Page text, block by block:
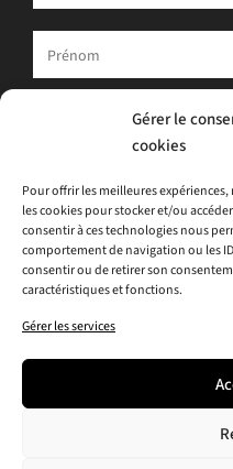
Gérer le
cookies
Pour offrir les meilleures
les cookies pour stocker et/ou
consentir à ces technologies nous
comportement de navigation ou les
consentir ou de retirer son
caractéristiques et fonctions.
Gérer les services
Votre adresse e-mail est
notre newsletter et des
la newsletter.
J'acceptela politique de